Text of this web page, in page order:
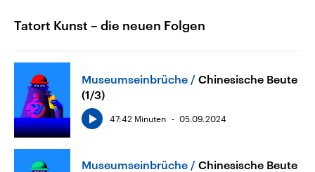
Tatort Kunst – die neuen Folgen
Museumseinbrüche
Chinesische Beute
(1/3)
47:42 Minuten 05.09.2024
Museumseinbrüche
Chinesische Beute